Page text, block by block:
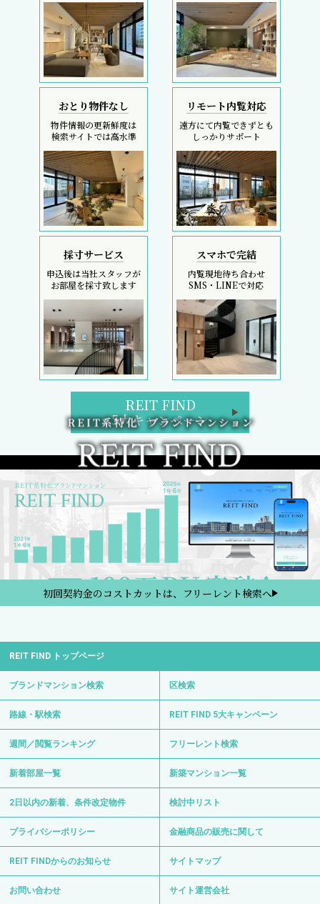
おとり物件なし
物件情報の更新鮮度は
検索サイトでは高水準
リモート内覧対応
遠方にて内覧できずとも
しっかりサポート
採寸サービス
申込後は当社スタッフが
お部屋を採寸致します
スマホで完結
内覧現地待ち合わせ
SMS・LINEで対応
REIT FIND
5大キャンペーン
初回契約金のコストカットは、フリーレント検索へ
REIT FIND トップページ
ブランドマンション検索 区検索
路線・駅検索 REIT FIND 5大キャンペーン
週間／閲覧ランキング フリーレント検索
新着部屋一覧 新築マンション一覧
2日以内の新着、条件改定物件 検討中リスト
プライバシーポリシー 金融商品の販売に関して
REIT FINDからのお知らせ サイトマップ
お問い合わせ サイト運営会社